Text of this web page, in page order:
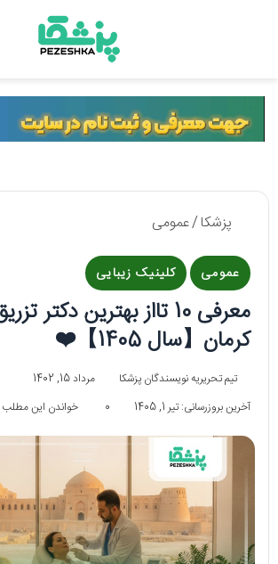
پزشکا/عمومی
عمومی کلینیک زیبایی
معرفی 10 تااز بهترین دکتر
کرمان【سال 1405】❤️
تیم تحریریه نویسندگان پزشکا
مرداد 15, 1402
آخرین بروزرسانی: تیر 1, 1405
0 خواندن این مطلب در 8